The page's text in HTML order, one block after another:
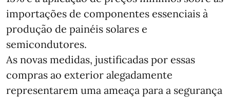
importações de componentes essenciais à
produção de painéis solares e
semicondutores.
As novas medidas, justificadas por essas
compras ao exterior alegadamente
representarem uma ameaça para a segurança